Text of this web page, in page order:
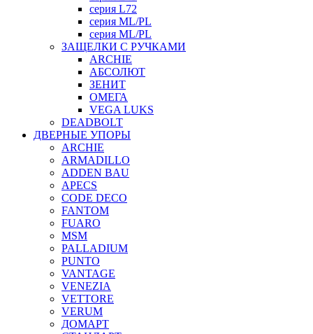
серия L72
серия ML/PL
серия ML/PL
ЗАЩЕЛКИ С РУЧКАМИ
ARCHIE
АБСОЛЮТ
ЗЕНИТ
ОМЕГА
VEGA LUKS
DEADBOLT
ДВЕРНЫЕ УПОРЫ
ARCHIE
ARMADILLO
ADDEN BAU
APECS
CODE DECO
FANTOM
FUARO
MSM
PALLADIUM
PUNTO
VANTAGE
VENEZIA
VETTORE
VERUM
ДОМАРТ